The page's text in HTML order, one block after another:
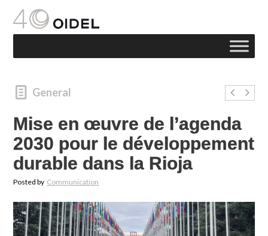
General
Mise en œuvre de l’agenda
2030 pour le développement
durable dans la Rioja
Posted by Communication